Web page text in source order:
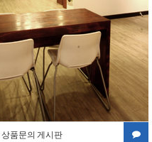
상품문의 게시판